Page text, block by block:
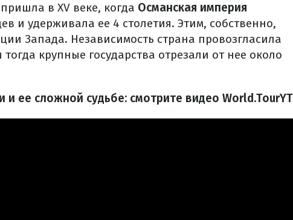
в XV веке, когда Османская империя
и удерживала ее 4 столетия. Этим, собственно,
Запада. Независимость страна провозгласила
крупные государства отрезали от нее около
ее сложной судьбе: смотрите видео World.TourYT